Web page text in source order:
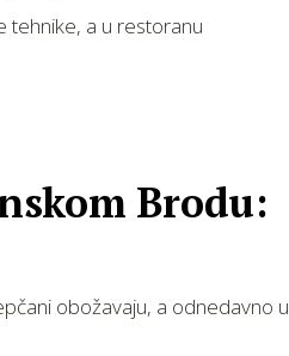
tehnike, a u restoranu
Brodu:
obožavaju, a odnedavno u